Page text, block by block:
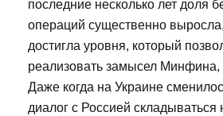
последние несколько лет доля
операций существенно
достигла уровня, который
реализовать замысел
Даже когда на Украине
диалог с Россией складываться